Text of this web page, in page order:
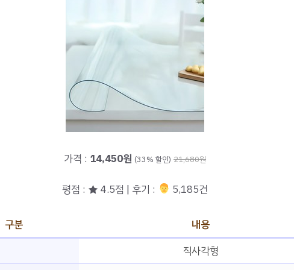
가격 : 14,450원 (33% 할인) 21,680원
평점 : ★ 4.5점 | 후기 : ‍‍ 5,185건
구분
내용
직사각형